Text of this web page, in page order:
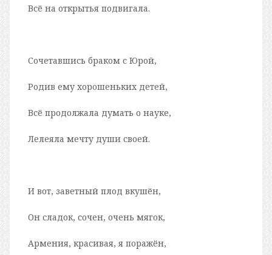
Всё на открытья подвигала.
Сочетавшись браком с Юрой,
Родив ему хорошеньких детей,
Всё продолжала думать о науке,
Лелеяла мечту души своей.
И вот, заветный плод вкушён,
Он сладок, сочен, очень мягок,
Армения, красивая, я поражён,